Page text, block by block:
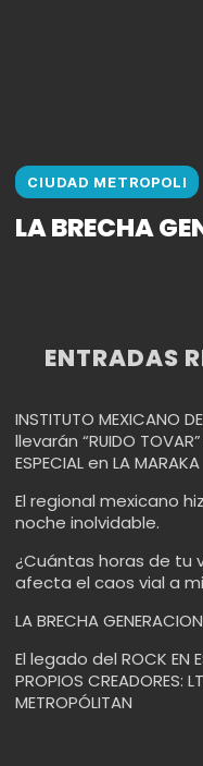
CIUDAD METROPOLI
LA BRECHA
ENTRADAS
INSTITUTO MEXICANO
llevarán “RUIDO
ESPECIAL en LA MARAKA
El regional mexicano
noche inolvidable.
¿Cuántas horas de tu
afecta el caos vial a
LA BRECHA
El legado del ROCK EN
PROPIOS CREADORES:
METROPÓLITAN